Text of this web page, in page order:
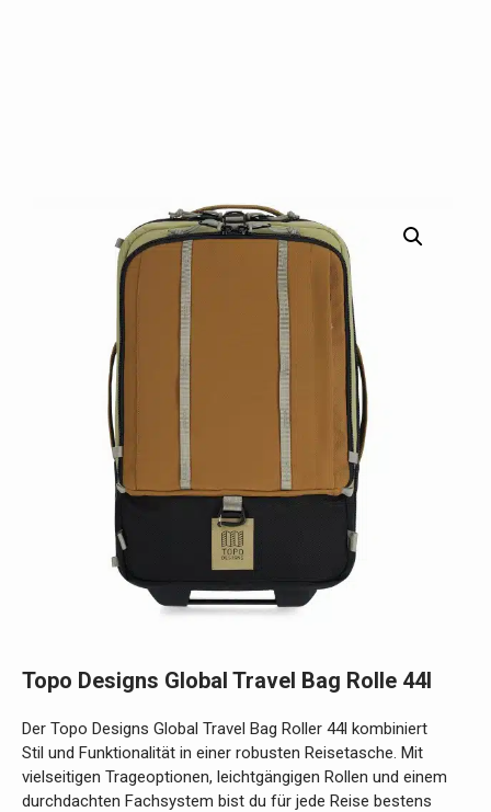
Topo Designs Global Travel Bag Rolle 44l
Der Topo Designs Global Travel Bag Roller 44l kombiniert
Stil und Funktionalität in einer robusten Reisetasche. Mit
vielseitigen Trageoptionen, leichtgängigen Rollen und einem
durchdachten Fachsystem bist du für jede Reise bestens